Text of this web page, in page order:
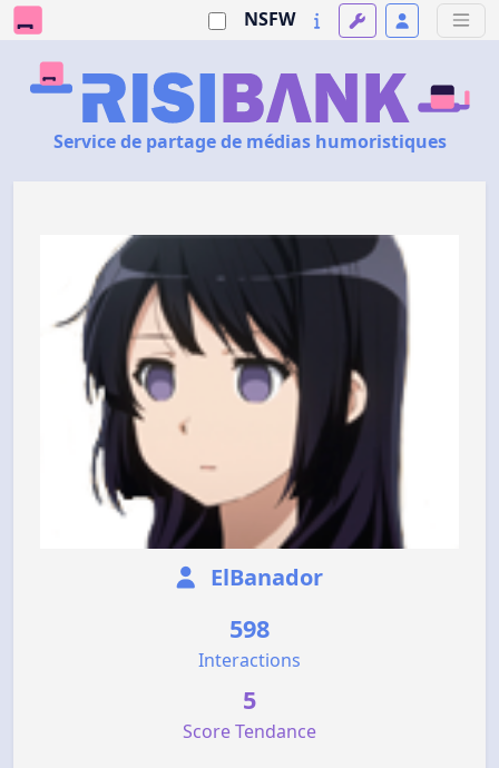
NSFW
Service de partage de médias humoristiques
ElBanador
598
Interactions
5
Score Tendance